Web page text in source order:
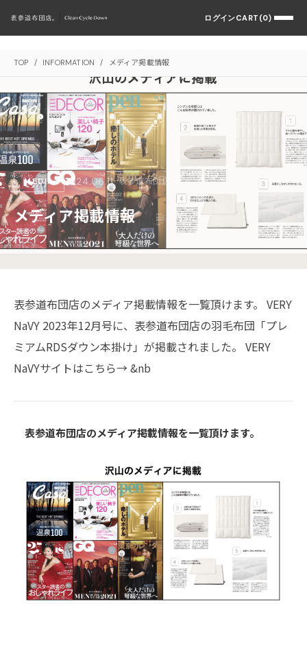
ログインCART(0)
TOP / INFORMATION / メディア掲載情報
MEDIA 2024.06.11 表参道布団店。
メディア掲載情報
表参道布団店のメディア掲載情報を一覧頂けます。 VERY
NaVY 2023年12月号に、表参道布団店の羽毛布団「プレ
ミアムRDSダウン本掛け」が掲載されました。 VERY
NaVYサイトはこちら→ &nb
表参道布団店のメディア掲載情報を一覧頂けます。